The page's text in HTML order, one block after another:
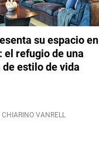
su espacio en
el refugio de una
estilo de vida
VANRELL